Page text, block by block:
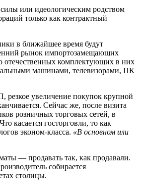
или идеологическим родством
только как контрактный
в ближайшее время будут
рынок импортозамещающих
отечественных комплектующих в них
машинами, телевизорами, ПК
резкое увеличение покупок крупной
Сейчас же, после визита
розничных торговых сетей, в
касается госторговли, то как
эконом-класса. «В основном или
— продавать так, как продавали.
собирается
столицы.